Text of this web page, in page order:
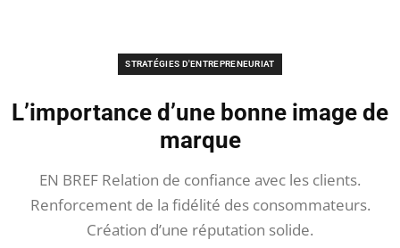
STRATÉGIES D'ENTREPRENEURIAT
L’importance d’une bonne image de
marque
EN BREF Relation de confiance avec les clients.
Renforcement de la fidélité des consommateurs.
Création d’une réputation solide.